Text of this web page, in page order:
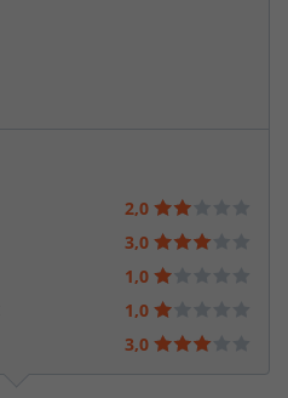
2,0
3,0
1,0
1,0
3,0